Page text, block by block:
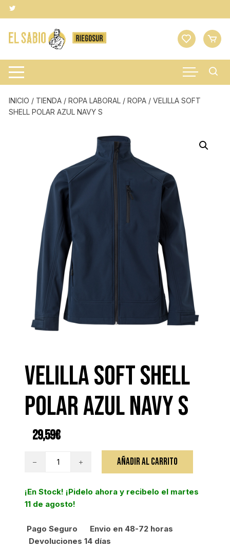
Saltar
al
contenido
INICIO / TIENDA /ROPA LABORAL /ROPA / VELILLA SOFT
SHELL POLAR AZUL NAVY S
VELILLA SOFT SHELL
POLAR AZUL NAVY S
29,59€
VELILLA
POLAR
AZUL
S
cantidad
AÑADIR AL CARRITO
¡En Stock! ¡Pidelo ahora y recibelo el martes
11 de agosto!
Pago Seguro
Envio en 48-72 horas
Devoluciones 14 días